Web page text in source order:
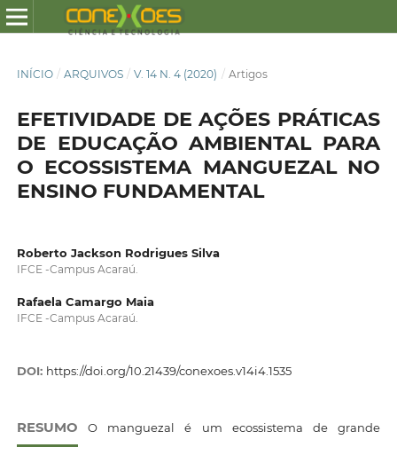
INÍCIO / ARQUIVOS / V. 14 N. 4 (2020) / Artigos
EFETIVIDADE DE AÇÕES PRÁTICAS
DE EDUCAÇÃO AMBIENTAL PARA
O ECOSSISTEMA MANGUEZAL NO
ENSINO FUNDAMENTAL
Roberto Jackson Rodrigues Silva
IFCE -Campus Acaraú.
Rafaela Camargo Maia
IFCE -Campus Acaraú.
DOI: https://doi.org/10.21439/conexoes.v14i4.1535
RESUMO O manguezal é um ecossistema de grande